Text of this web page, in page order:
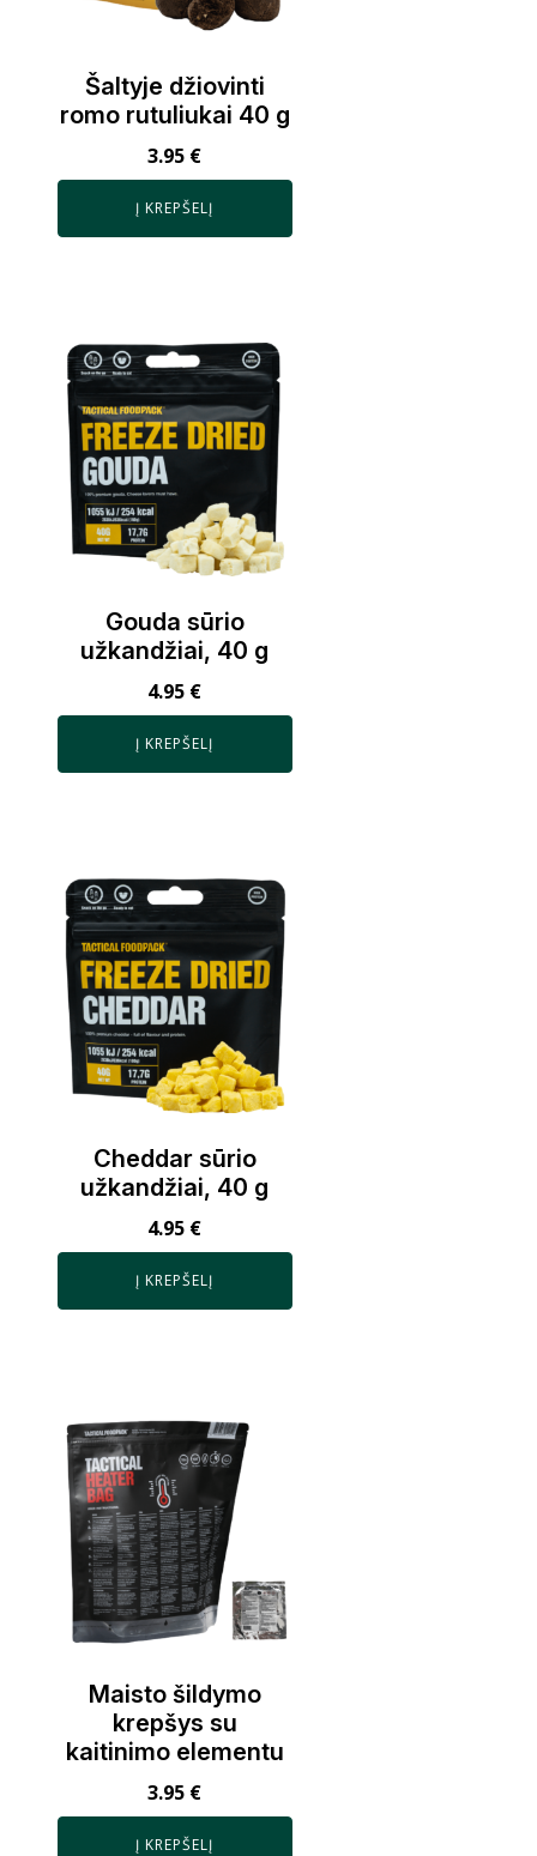
Šaltyje džiovinti
romo rutuliukai 40 g
3.95 €
Į KREPŠELĮ
Gouda sūrio
užkandžiai, 40 g
4.95 €
Į KREPŠELĮ
Cheddar sūrio
užkandžiai, 40 g
4.95 €
Į KREPŠELĮ
Maisto šildymo
krepšys su
kaitinimo elementu
3.95 €
Į KREPŠELĮ